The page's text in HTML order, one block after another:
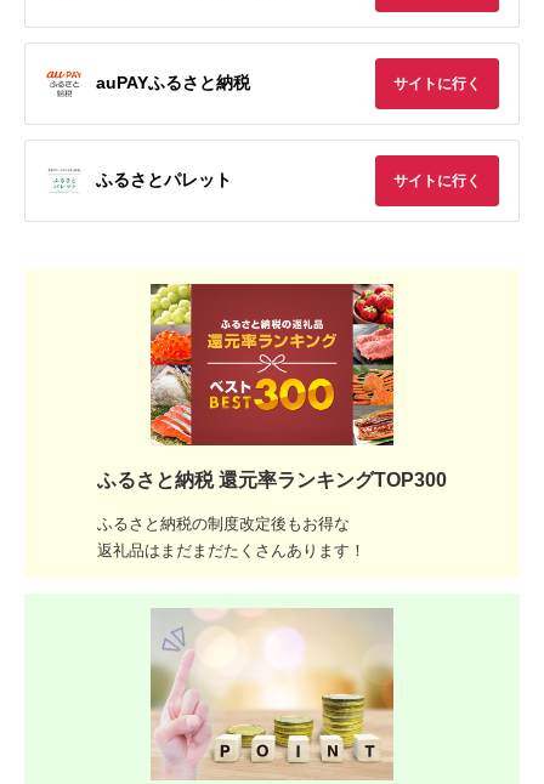
auPAYふるさと納税 サイトに行く
ふるさとパレット サイトに行く
ふるさと納税 還元率ランキングTOP300
ふるさと納税の制度改定後もお得な
返礼品はまだまだたくさんあります！